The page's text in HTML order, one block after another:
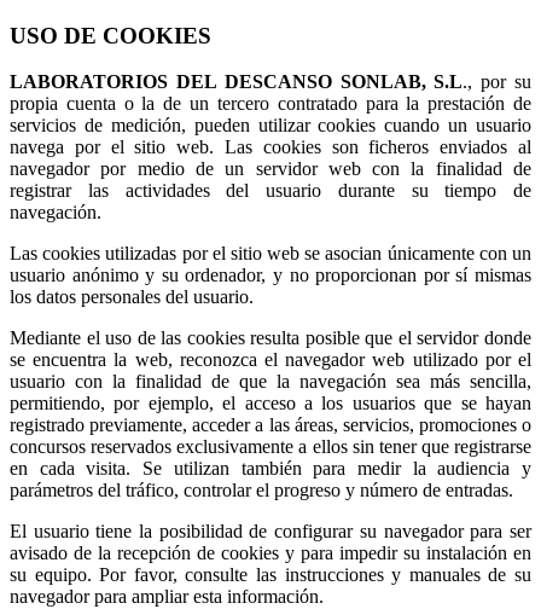
USO DE COOKIES
LABORATORIOS DEL DESCANSO SONLAB, S.L., por su
propia cuenta o la de un tercero contratado para la prestación de
servicios de medición, pueden utilizar cookies cuando un usuario
navega por el sitio web. Las cookies son ficheros enviados al
navegador por medio de un servidor web con la finalidad de
registrar las actividades del usuario durante su tiempo de
navegación.
Las cookies utilizadas por el sitio web se asocian únicamente con un
usuario anónimo y su ordenador, y no proporcionan por sí mismas
los datos personales del usuario.
Mediante el uso de las cookies resulta posible que el servidor donde
se encuentra la web, reconozca el navegador web utilizado por el
usuario con la finalidad de que la navegación sea más sencilla,
permitiendo, por ejemplo, el acceso a los usuarios que se hayan
registrado previamente, acceder a las áreas, servicios, promociones o
concursos reservados exclusivamente a ellos sin tener que registrarse
en cada visita. Se utilizan también para medir la audiencia y
parámetros del tráfico, controlar el progreso y número de entradas.
El usuario tiene la posibilidad de configurar su navegador para ser
avisado de la recepción de cookies y para impedir su instalación en
su equipo. Por favor, consulte las instrucciones y manuales de su
navegador para ampliar esta información.